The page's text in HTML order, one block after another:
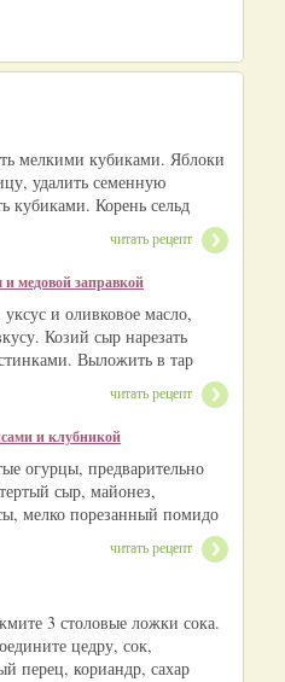
мелкими кубиками. Яблоки
удалить семенную
кубиками. Корень сельд
читать рецепт
медовой заправкой
и оливковое масло,
Козий сыр нарезать
Выложить в тар
читать рецепт
и клубникой
огурцы, предварительно
сыр, майонез,
мелко порезанный помидо
читать рецепт
3 столовые ложки сока.
цедру, сок,
перец, кориандр, сахар